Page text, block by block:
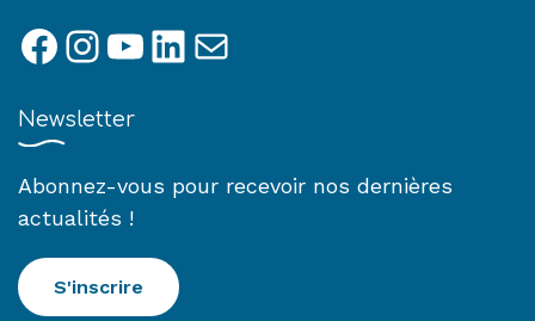
Facebook
Instagram
YouTube
LinkedIn
E-mail
Newsletter
Abonnez-vous pour recevoir nos dernières
actualités !
S'inscrire